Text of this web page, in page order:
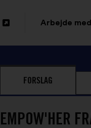
Arbejde
FORSLAG
EMPOW'HER